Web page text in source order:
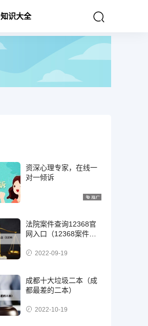
知识大全
资深心理专家，在线一
对一倾诉
法院案件查询12368官
网入口（12368案件查
2022-09-19
成都十大垃圾二本（成
都最差的二本）
2022-10-19